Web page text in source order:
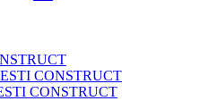
CONSTRUCT
CONSTRUCT